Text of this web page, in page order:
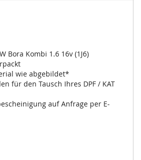
Bora Kombi 1.6 16v (1J6)
wie abgebildet*
für den Tausch Ihres DPF / KAT
auf Anfrage per E-